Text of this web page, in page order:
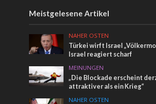
Meistgelesene Artikel
NAHER OSTEN
Türkei wirft Israel
Israel reagiert scharf
MEINUNGEN
„Die Blockade erscheint
attraktiver als ein Krieg“
NAHER OSTEN